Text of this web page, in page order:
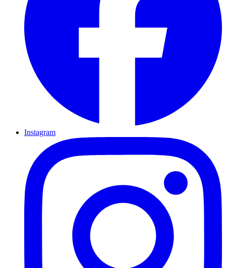
Instagram